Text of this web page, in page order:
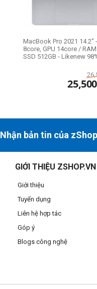
MacBook Pro 2021 14.2"
8core, GPU 14core /
SSD 512GB - Likenew
Nhận bản tin của zShop
GIỚI THIỆU ZSHOP.VN
Giới thiệu
Tuyển dụng
Liên hệ hợp tác
Góp ý
Blogs công nghệ